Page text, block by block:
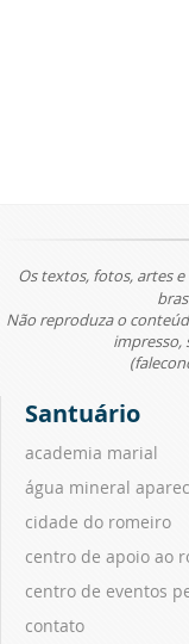
Os textos, fotos, artes
Não reproduza o
impresso,
Santuário
academia marial
água mineral
cidade do romeiro
centro de apoio ao
centro de eventos
contato